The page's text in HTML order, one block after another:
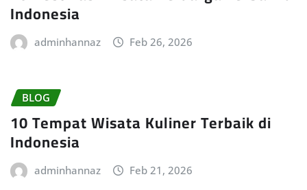
Indonesia
adminhannaz Feb 26, 2026
BLOG
10 Tempat Wisata Kuliner Terbaik di
Indonesia
adminhannaz Feb 21, 2026